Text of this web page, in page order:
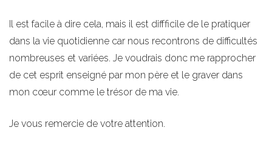
Il est facile à dire cela, mais il est diffficile de le pratiquer
dans la vie quotidienne car nous recontrons de difficultés
nombreuses et variées. Je voudrais donc me rapprocher
de cet esprit enseigné par mon père et le graver dans
mon cœur comme le trésor de ma vie.
Je vous remercie de votre attention.